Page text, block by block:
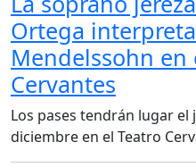
Ortega
Mendelssohn en
Cervantes
Los pases tendrán lugar el
diciembre en el Teatro